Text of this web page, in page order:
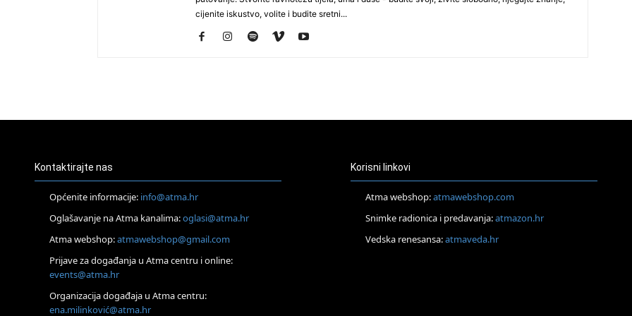
cijenite iskustvo, volite i budite sretni...
Kontaktirajte nas
Općenite informacije: info@atma.hr
Oglašavanje na Atma kanalima:oglasi@atma.hr
Atma webshop:atmawebshop@gmail.com
Prijave za događanja u Atma centru i online:
events@atma.hr
Organizacija događaja u Atma centru:
ena.milinković@atma.hr
Korisni linkovi
Atma webshop:atmawebshop.com
Snimke radionica i predavanja:atmazon.hr
Vedska renesansa:atmaveda.hr